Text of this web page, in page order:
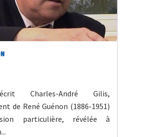
Charles-André Gilis,
de René Guénon (1886-1951)
particulière, révélée à